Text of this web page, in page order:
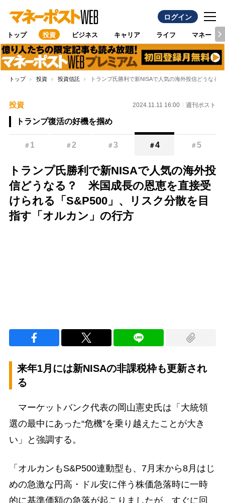
ログイン
トップ 投資 ビジネス キャリア ライフ マネー
トップ 投資 投資信託 トランプ氏勝利で新NISAで人気の海外投信どうな
投資 2024.11.11 16:00 週刊ポスト
トランプ復活の好機を掴め
＃ 1 ＃2 ＃3 ＃4 ＃5
トランプ氏勝利で新NISAで人気の海外投
信どうなる？ 米国成長の恩恵を直接受
けられる「S&P500」、リスク分散を目
指す「オルカン」の行方
来年1月には新NISAの非課税枠も更新され
る
マーケットバンク代表の岡山憲史氏は「大統領
選の最中にあった“危機”を乗り越えたことが大き
い」と強調する。
「オルカンもS&P500連動型も、7月末から8月はじ
めの急激な円高・ドル安に伴う株価急落時に一時
的に基準価額の急落が起こりましたが、すぐに回